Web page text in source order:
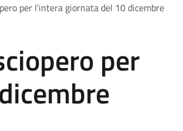
per l'intera giornata del 10 dicembre
per